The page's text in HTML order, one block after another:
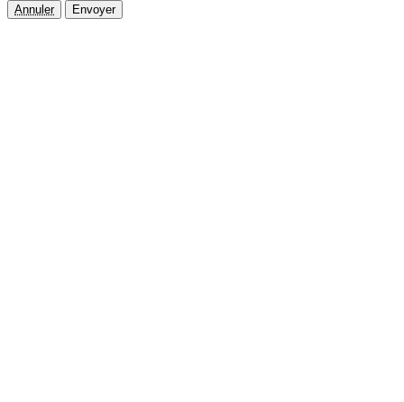
Annuler Envoyer